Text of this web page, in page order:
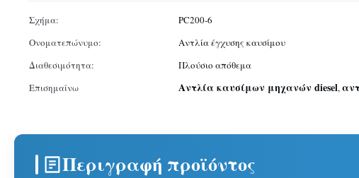
Σχήμα: PC200-6
Ονοματεπώνυμο:
Αντλία έγχυσης καυσίμου
Διαθεσιμότητα:
Πλούσιο απόθεμα
Επισημαίνω
Αντλία καυσίμων μηχανών diesel,
Περιγραφή προϊόντος